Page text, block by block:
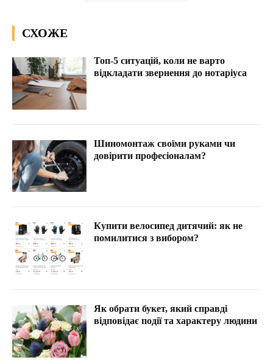
СХОЖЕ
Топ-5 ситуацій, коли не варто
відкладати звернення до нотаріуса
Шиномонтаж своїми руками чи
довірити професіоналам?
Купити велосипед дитячий: як не
помилитися з вибором?
Як обрати букет, який справді
відповідає події та характеру людини